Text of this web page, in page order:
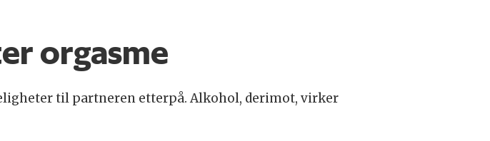
orgasme
til partneren etterpå. Alkohol, derimot, virker